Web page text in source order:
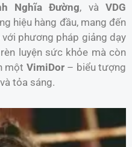
Nghĩa Đường, vàVDG
hiệu hàng đầu, mang đến
phương pháp giảng dạy
luyện sức khỏe mà còn
một VimiDor– biểu tượng
tỏa sáng.